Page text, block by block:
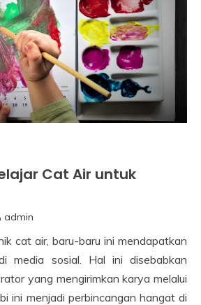
Cat Air untuk
admin
cat air, baru-baru ini mendapatkan
media sosial. Hal ini disebabkan
yang mengirimkan karya melalui
ini menjadi perbincangan hangat di